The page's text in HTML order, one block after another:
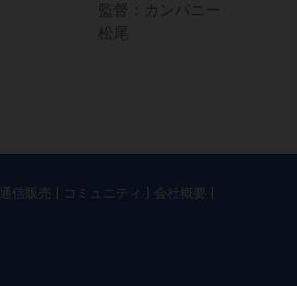
監督：カンパニー
松尾
通信販売 コミュニティ
会社概要